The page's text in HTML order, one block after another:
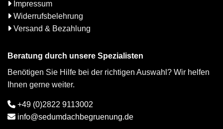
Impressum
Widerrufsbelehrung
Versand & Bezahlung
Beratung durch unsere Spezialisten
Benötigen Sie Hilfe bei der richtigen Auswahl? Wir helfen
Ihnen gerne weiter.
+49 (0)2822 9113002
info@sedumdachbegruenung.de